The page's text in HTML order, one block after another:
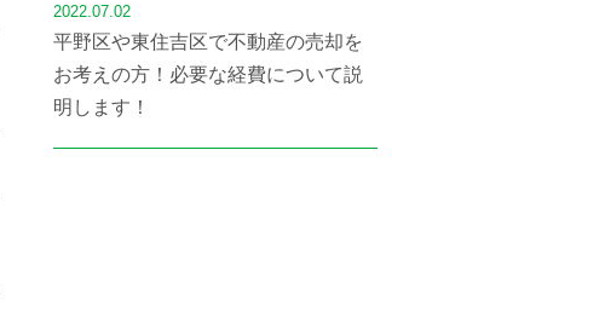
2022.07.02
平野区や東住吉区で不動産の売却を
お考えの方！必要な経費について説
明します！